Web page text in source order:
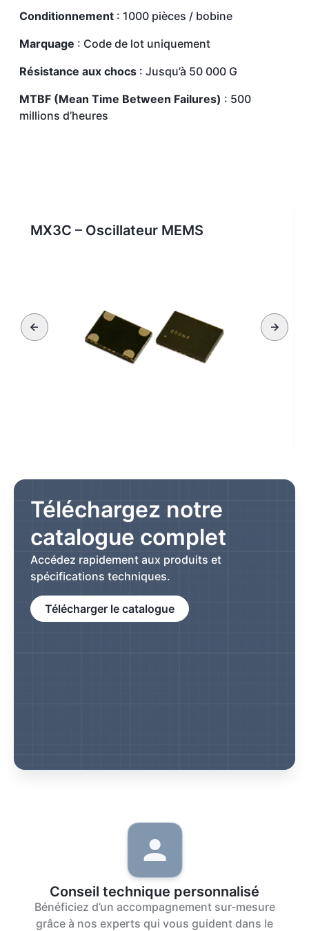
Conditionnement : 1000 pièces / bobine
Marquage : Code de lot uniquement
Résistance aux chocs : Jusqu’à 50 000 G
MTBF (Mean Time Between Failures) : 500
millions d’heures
MX3C – Oscillateur MEMS
Téléchargez notre
catalogue complet
Accédez rapidement aux produits et
spécifications techniques.
Télécharger le catalogue
Conseil technique personnalisé
Bénéficiez d’un accompagnement sur-mesure
grâce à nos experts qui vous guident dans le